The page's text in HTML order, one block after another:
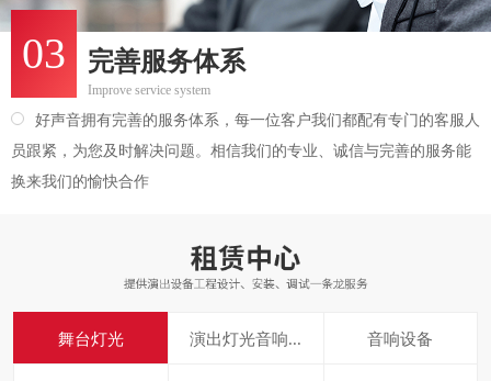
03 完善服务体系
Improve service system
好声音拥有完善的服务体系，每一位客户我们都配有专门的客服人
员跟紧，为您及时解决问题。相信我们的专业、诚信与完善的服务能
换来我们的愉快合作
舞台灯光 演出灯光音响... 音响设备